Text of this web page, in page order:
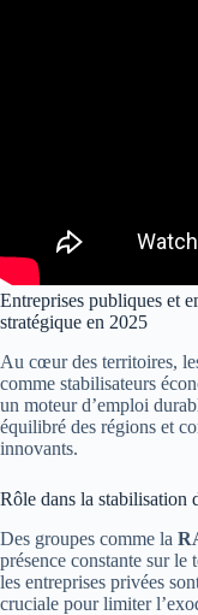
Entreprises publiques et
stratégique en 2025
Au cœur des territoires,
comme stabilisateurs
un moteur d’emploi
équilibré des régions et
innovants.
Rôle dans la stabilisation
Des groupes comme la
présence constante sur le
les entreprises privées
cruciale pour limiter